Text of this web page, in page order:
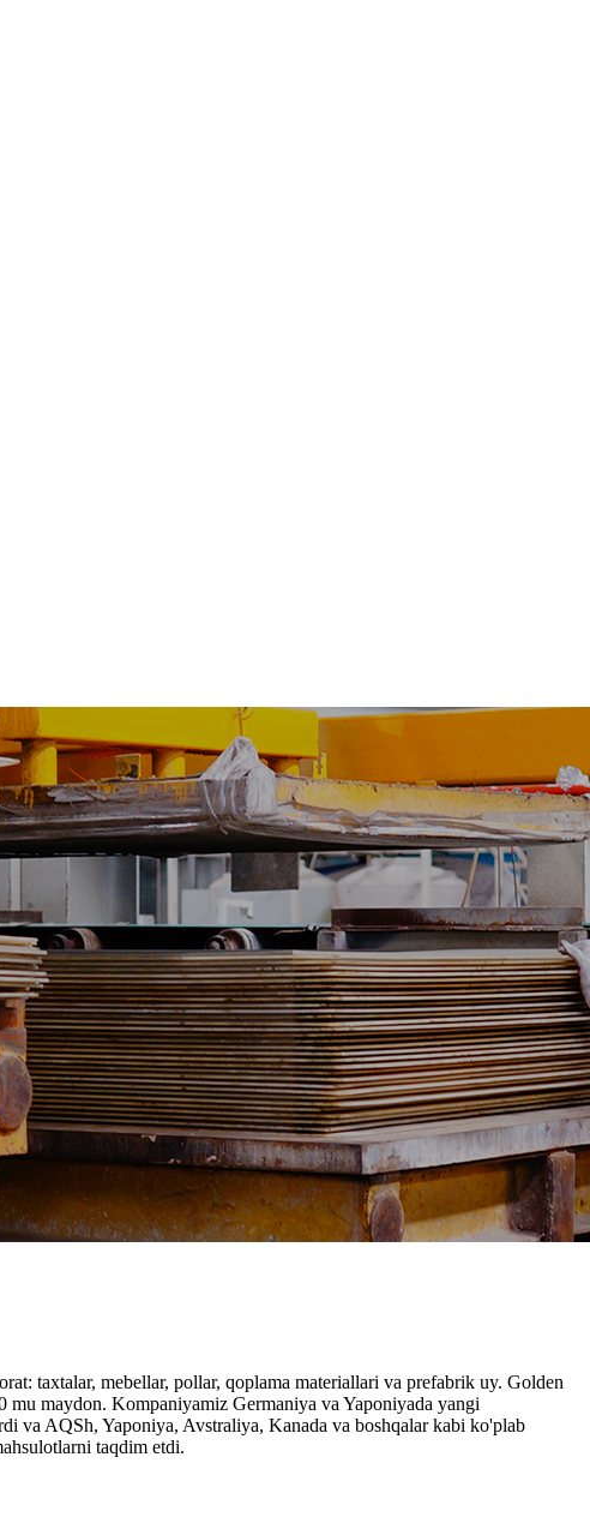
taxtalar, mebellar, pollar, qoplama materiallari va prefabrik uy. Golden
maydon. Kompaniyamiz Germaniya va Yaponiyada yangi
va AQSh, Yaponiya, Avstraliya, Kanada va boshqalar kabi ko'plab
taqdim etdi.